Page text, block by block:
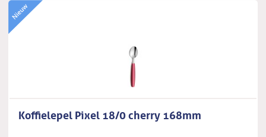
Koffielepel Pixel 18/0 cherry 168mm